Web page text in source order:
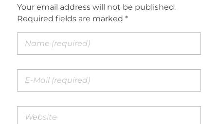
Your email address will not be published.
Required fields are marked *